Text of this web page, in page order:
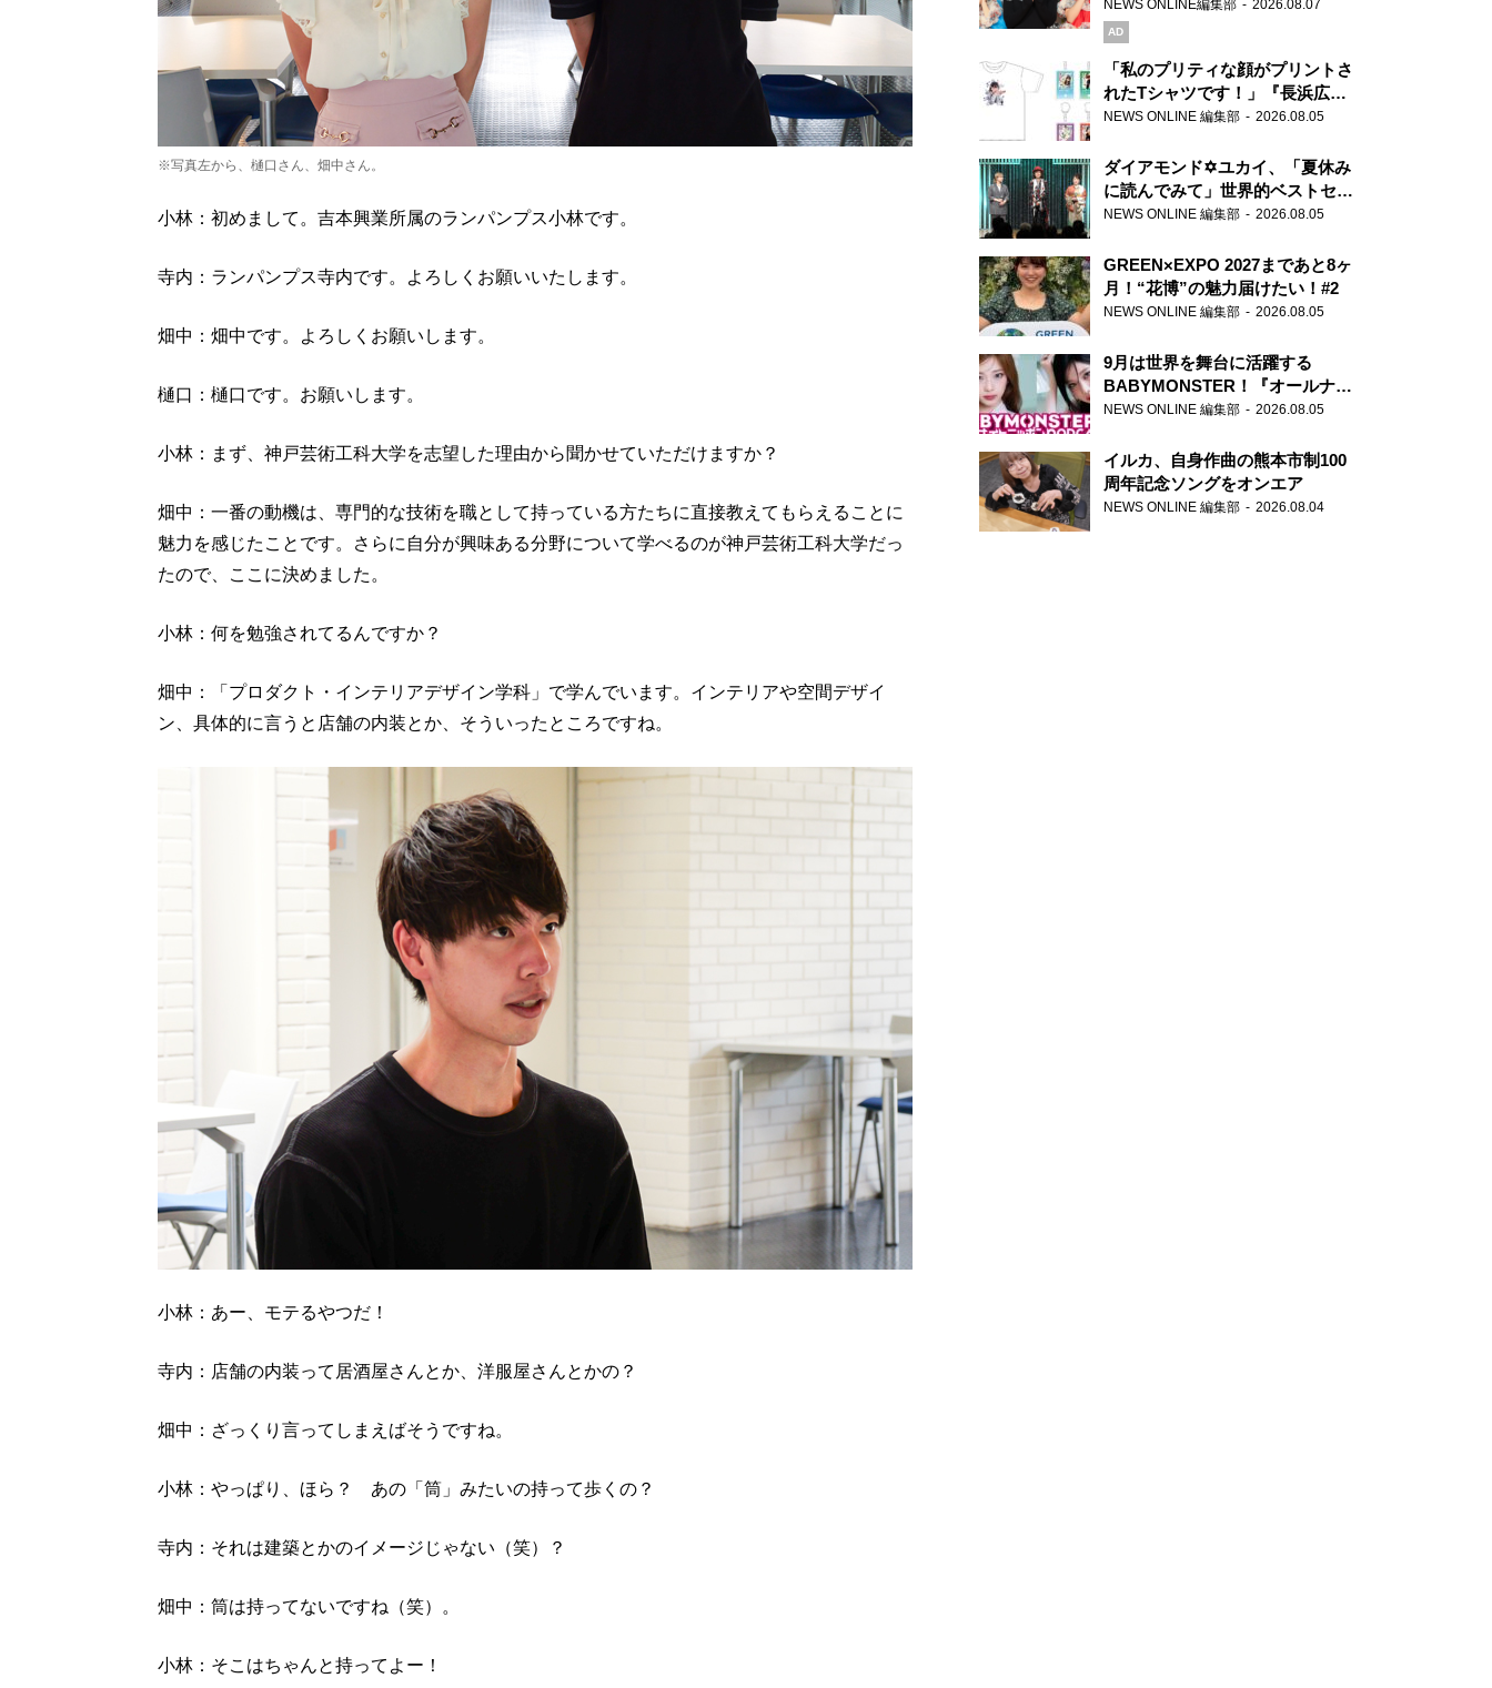
※写真左から、樋口さん、畑中さん。
小林：初めまして。吉本興業所属のランパンプス小林です。
寺内：ランパンプス寺内です。よろしくお願いいたします。
畑中：畑中です。よろしくお願いします。
樋口：樋口です。お願いします。
小林：まず、神戸芸術工科大学を志望した理由から聞かせていただけますか？
畑中：一番の動機は、専門的な技術を職として持っている方たちに直接教えてもらえることに
魅力を感じたことです。さらに自分が興味ある分野について学べるのが神戸芸術工科大学だっ
たので、ここに決めました。
小林：何を勉強されてるんですか？
畑中：「プロダクト・インテリアデザイン学科」で学んでいます。インテリアや空間デザイ
ン、具体的に言うと店舗の内装とか、そういったところですね。
小林：あー、モテるやつだ！
寺内：店舗の内装って居酒屋さんとか、洋服屋さんとかの？
畑中：ざっくり言ってしまえばそうですね。
小林：やっぱり、ほら？ あの「筒」みたいの持って歩くの？
寺内：それは建築とかのイメージじゃない（笑）？
畑中：筒は持ってないですね（笑）。
小林：そこはちゃんと持ってよー！
録で素顔全開！
NEWS ONLINE編集部 2026.08.07
AD
「私のプリティな顔がプリントさ
れたTシャツです！」『長浜広奈
天下無双』初の番組グッズ発売
NEWS ONLINE 編集部 2026.08.05
ダイアモンド✡ユカイ、「夏休み
に読んでみて」世界的ベストセラ
ー『アナスタシア』を紹介
NEWS ONLINE 編集部 2026.08.05
GREEN×EXPO 2027まであと8ヶ
月！“花博”の魅力届けたい！#2
NEWS ONLINE 編集部 2026.08.05
9月は世界を舞台に活躍する
BABYMONSTER！『オールナイ
トニッポンPODCAST』月替わり
NEWS ONLINE 編集部 2026.08.05
イルカ、自身作曲の熊本市制100
周年記念ソングをオンエア
NEWS ONLINE 編集部 2026.08.04